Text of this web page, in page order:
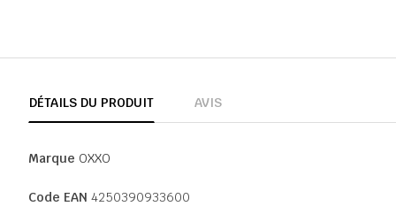
DÉTAILS DU PRODUIT AVIS
Marque OXXO
Code EAN 4250390933600